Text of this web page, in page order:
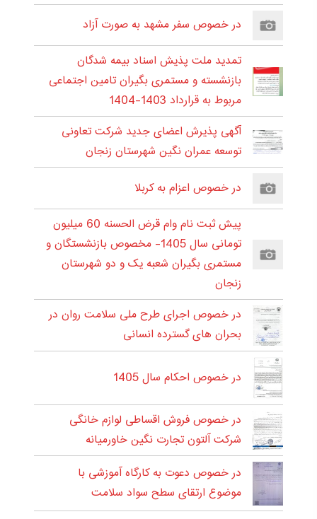
در خصوص سفر مشهد به صورت آزاد
تمدید ملت پذیش اسناد بیمه شدگان
بازنشسته و مستمری بگیران تامین اجتماعی
مربوط به قرارداد 1403-1404
آگهی پذیرش اعضای جدید شرکت تعاونی
توسعه عمران نگین شهرستان زنجان
در خصوص اعزام به کربلا
پیش ثبت نام وام قرض الحسنه 60 میلیون
تومانی سال 1405- مخصوص بازنشستگان و
مستمری بگیران شعبه یک و دو شهرستان
زنجان
در خصوص اجرای طرح ملی سلامت روان در
بحران های گسترده انسانی
در خصوص احکام سال 1405
در خصوص فروش اقساطی لوازم خانگی
شرکت آلتون تجارت نگین خاورمیانه
در خصوص دعوت به کارگاه آموزشی با
موضوع ارتقای سطح سواد سلامت